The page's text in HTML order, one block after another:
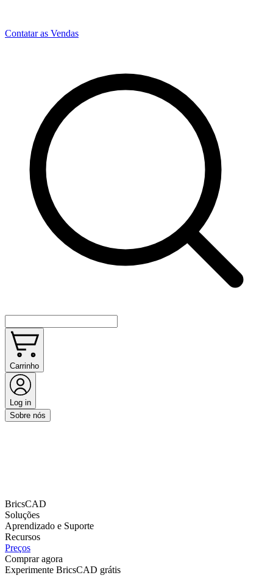
Contatar as Vendas
Carrinho
Log in
Sobre nós
BricsCAD
Soluções
Aprendizado e Suporte
Recursos
Preços
Comprar agora
Experimente BricsCAD grátis